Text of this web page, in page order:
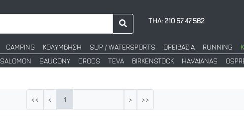
ΤΗΛ: 210 57 47 562
CAMPING ΚΟΛΥΜΒΗΣΗ SUP / WATERSPORTS ΟΡΕΙΒΑΣΙΑ RUNNING
SALOMON SAUCONY CROCS TEVA BIRKENSTOCK HAVAIANAS
<< < 1 > >>